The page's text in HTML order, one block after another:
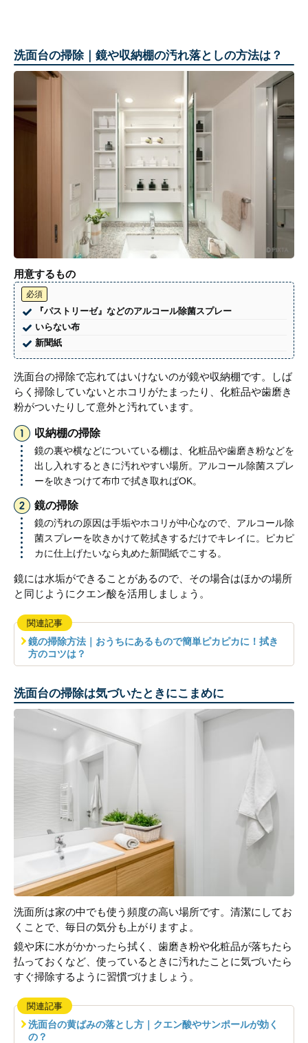
洗面台の掃除｜鏡や収納棚の汚れ落としの方法は？
用意するもの
必須
『パストリーゼ』などのアルコール除菌スプレー
いらない布
新聞紙
洗面台の掃除で忘れてはいけないのが鏡や収納棚です。しば
らく掃除していないとホコリがたまったり、化粧品や歯磨き
粉がついたりして意外と汚れています。
収納棚の掃除
鏡の裏や横などについている棚は、化粧品や歯磨き粉などを
出し入れするときに汚れやすい場所。アルコール除菌スプレ
ーを吹きつけて布巾で拭き取ればOK。
鏡の掃除
鏡の汚れの原因は手垢やホコリが中心なので、アルコール除
菌スプレーを吹きかけて乾拭きするだけでキレイに。ピカピ
カに仕上げたいなら丸めた新聞紙でこする。
鏡には水垢ができることがあるので、その場合はほかの場所
と同じようにクエン酸を活用しましょう。
関連記事
鏡の掃除方法｜おうちにあるもので簡単ピカピカに！拭き
方のコツは？
洗面台の掃除は気づいたときにこまめに
洗面所は家の中でも使う頻度の高い場所です。清潔にしてお
くことで、毎日の気分も上がりますよ。
鏡や床に水がかかったら拭く、歯磨き粉や化粧品が落ちたら
払っておくなど、使っているときに汚れたことに気づいたら
すぐ掃除するように習慣づけましょう。
関連記事
洗面台の黄ばみの落とし方｜クエン酸やサンポールが効く
の？